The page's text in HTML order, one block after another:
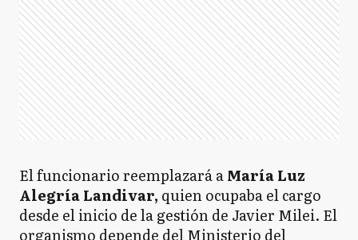
El funcionario reemplazará aMaría Luz
Alegría Landivar, quien ocupaba el cargo
desde el inicio de la gestión de Javier Milei. El
organismo depende del Ministerio del